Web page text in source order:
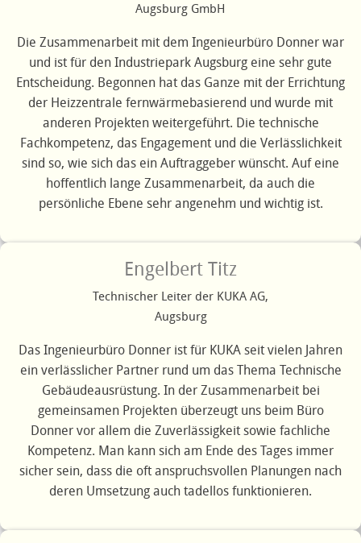
Augsburg GmbH
Die Zusammenarbeit mit dem Ingenieurbüro Donner war
und ist für den Industriepark Augsburg eine sehr gute
Entscheidung. Begonnen hat das Ganze mit der Errichtung
der Heizzentrale fernwärmebasierend und wurde mit
anderen Projekten weitergeführt. Die technische
Fachkompetenz, das Engagement und die Verlässlichkeit
sind so, wie sich das ein Auftraggeber wünscht. Auf eine
hoffentlich lange Zusammenarbeit, da auch die
persönliche Ebene sehr angenehm und wichtig ist.
Engelbert Titz
Technischer Leiter der KUKA AG,
Augsburg
Das Ingenieurbüro Donner ist für KUKA seit vielen Jahren
ein verlässlicher Partner rund um das Thema Technische
Gebäudeausrüstung. In der Zusammenarbeit bei
gemeinsamen Projekten überzeugt uns beim Büro
Donner vor allem die Zuverlässigkeit sowie fachliche
Kompetenz. Man kann sich am Ende des Tages immer
sicher sein, dass die oft anspruchsvollen Planungen nach
deren Umsetzung auch tadellos funktionieren.